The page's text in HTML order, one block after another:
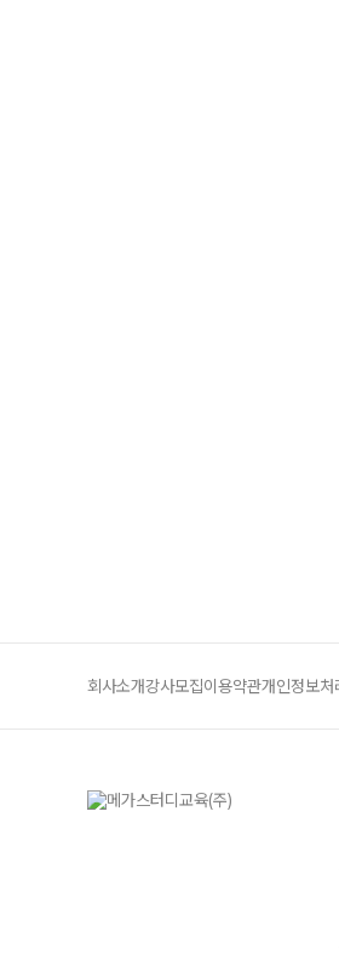
회사소개강사모집이용약관개인정보처